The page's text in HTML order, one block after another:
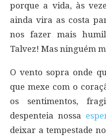
porque a vida, às
ainda vira as costa
nos fazer mais
Talvez! Mas ninguém
O vento sopra onde
que mexe com o
os sentimentos,
despenteia nossa
deixar a tempestade